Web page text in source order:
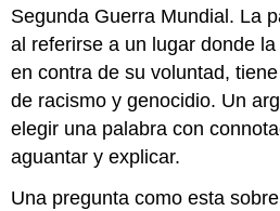
Segunda Guerra Mundial. La
al referirse a un lugar donde
en contra de su voluntad,
de racismo y genocidio. Un
elegir una palabra con
aguantar y explicar.
Una pregunta como esta